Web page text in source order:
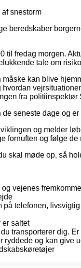
snestorm
beredskaber
til fredag morgen.
tale om
kan blive
fra politiinspektør
seneste dage og
og melder
fornuften og følge
skal møde op, så
vejenes
telefonen,
er saltet
transporterer dig.
ryddede og kan give